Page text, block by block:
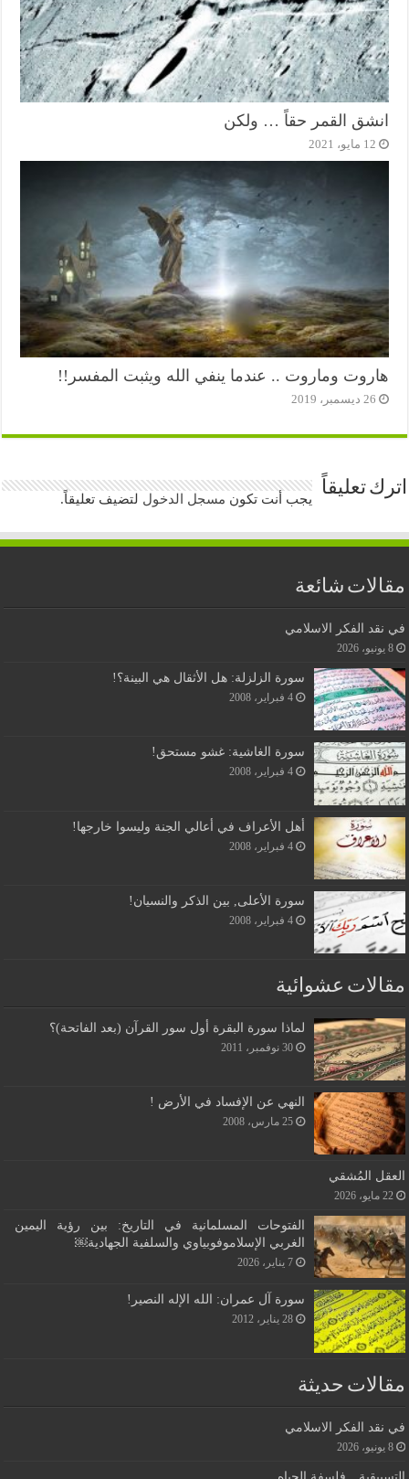
انشق القمر حقاً … ولكن
12 مايو، 2021
هاروت وماروت .. عندما ينفي الله ويثبت المفسر!!
26 ديسمبر، 2019
اترك تعليقاً يجب أنت تكون مسجل الدخول لتضيف تعليقاً.
مقالات شائعة
في نقد الفكر الاسلامي
8 يونيو، 2026
سورة الزلزلة: هل الأثقال هي البينة؟!
4 فبراير، 2008
سورة الغاشية: غشو مستحق!
4 فبراير، 2008
أهل الأعراف في أعالي الجنة وليسوا خارجها!
4 فبراير، 2008
سورة الأعلى, بين الذكر والنسيان!
4 فبراير، 2008
مقالات عشوائية
لماذا سورة البقرة أول سور القرآن (بعد الفاتحة)؟
30 نوفمبر، 2011
النهي عن الإفساد في الأرض !
25 مارس، 2008
العقل المُشقي
22 مايو، 2026
الفتوحات المسلمانية في التاريخ: بين رؤية اليمين
الغربي الإسلاموفوبياوي والسلفية الجهادية￼
7 يناير، 2026
سورة آل عمران: الله الإله النصير!
28 يناير، 2012
مقالات حديثة
في نقد الفكر الاسلامي
8 يونيو، 2026
التسييقية…فلسفة الحياه